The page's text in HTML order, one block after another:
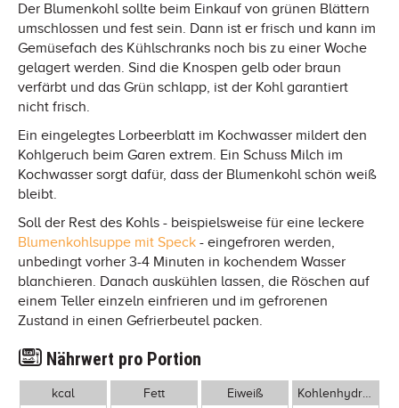
Der Blumenkohl sollte beim Einkauf von grünen Blättern
umschlossen und fest sein. Dann ist er frisch und kann im
Gemüsefach des Kühlschranks noch bis zu einer Woche
gelagert werden. Sind die Knospen gelb oder braun
verfärbt und das Grün schlapp, ist der Kohl garantiert
nicht frisch.
Ein eingelegtes Lorbeerblatt im Kochwasser mildert den
Kohlgeruch beim Garen extrem. Ein Schuss Milch im
Kochwasser sorgt dafür, dass der Blumenkohl schön weiß
bleibt.
Soll der Rest des Kohls - beispielsweise für eine leckere
Blumenkohlsuppe mit Speck - eingefroren werden,
unbedingt vorher 3-4 Minuten in kochendem Wasser
blanchieren. Danach auskühlen lassen, die Röschen auf
einem Teller einzeln einfrieren und im gefrorenen
Zustand in einen Gefrierbeutel packen.
Nährwert pro Portion
kcal
Fett
Eiweiß